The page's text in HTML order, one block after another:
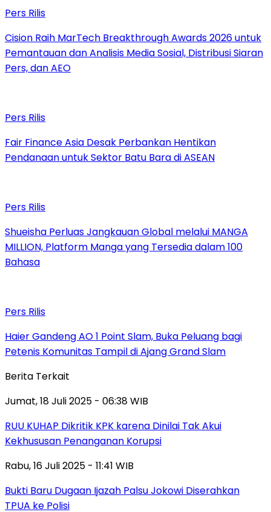
Pers Rilis
Cision Raih MarTech Breakthrough Awards 2026 untuk
Pemantauan dan Analisis Media Sosial, Distribusi Siaran
Pers, dan AEO
Pers Rilis
Fair Finance Asia Desak Perbankan Hentikan
Pendanaan untuk Sektor Batu Bara di ASEAN
Pers Rilis
Shueisha Perluas Jangkauan Global melalui MANGA
MILLION, Platform Manga yang Tersedia dalam 100
Bahasa
Pers Rilis
Haier Gandeng AO 1 Point Slam, Buka Peluang bagi
Petenis Komunitas Tampil di Ajang Grand Slam
Berita Terkait
Jumat, 18 Juli 2025 - 06:38 WIB
RUU KUHAP Dikritik KPK karena Dinilai Tak Akui
Kekhususan Penanganan Korupsi
Rabu, 16 Juli 2025 - 11:41 WIB
Bukti Baru Dugaan Ijazah Palsu Jokowi Diserahkan
TPUA ke Polisi